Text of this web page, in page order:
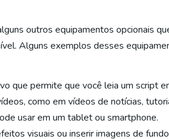
outros equipamentos opcionais
Alguns exemplos desses
que permite que você leia um script
como em vídeos de notícias,
usar em um tablet ou smartphone.
visuais ou inserir imagens de